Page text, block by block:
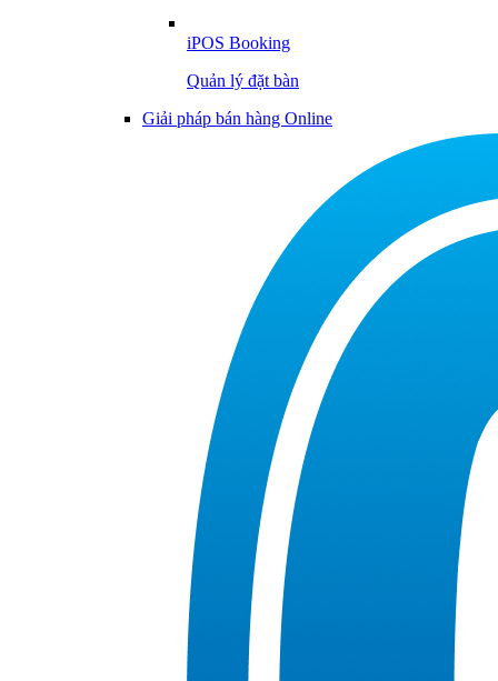
iPOS Booking
Quản lý đặt bàn
Giải pháp bán hàng Online